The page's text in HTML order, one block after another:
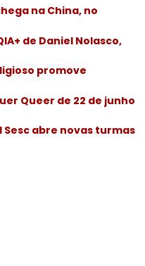
na China, no
de Daniel Nolasco,
promove
Queer de 22 de junho
Sesc abre novas turmas